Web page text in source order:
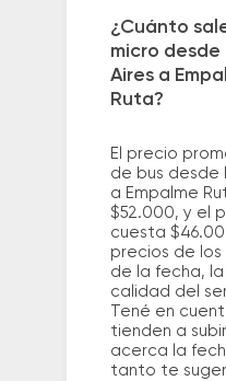
¿Cuánto
micro desde
Aires a
Ruta?
El precio
de bus desde
a Empalme
$52.000, y el
cuesta
precios de
de la fecha,
calidad del
Tené en
tienden a
acerca la
tanto te